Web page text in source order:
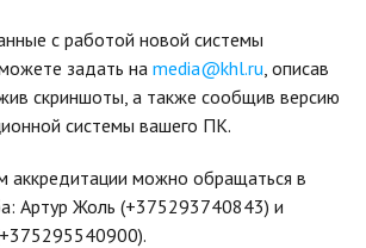
с работой новой системы
задать на media@khl.ru, описав
скриншоты, а также сообщив версию
системы вашего ПК.
аккредитации можно обращаться в
Артур Жоль (+375293740843) и